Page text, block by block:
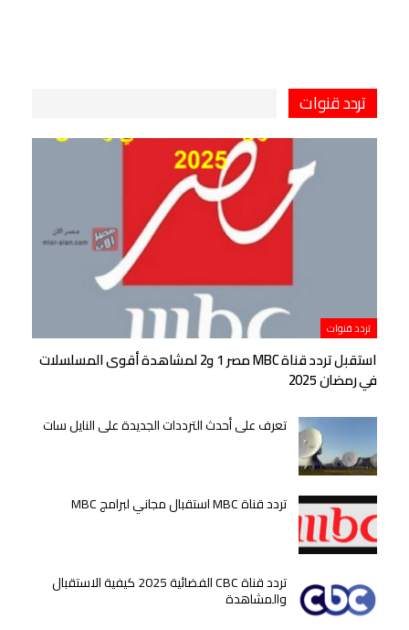
تردد قنوات
تردد قنوات
استقبل تردد قناة MBC مصر 1 و2 لمشاهدة أقوى المسلسلات
في رمضان 2025
تعرف على أحدث الترددات الجديدة على النايل سات
تردد قناة MBC استقبال مجاني لبرامج MBC
تردد قناة CBC الفضائية 2025 كيفية الاستقبال
والمشاهدة